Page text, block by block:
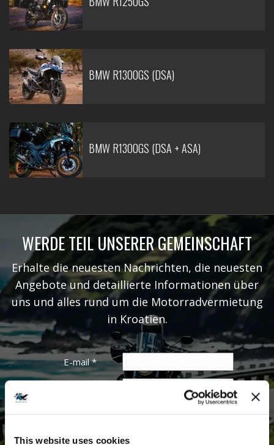
This website uses cookies
BMW R1300GS (DSA)
BMW R1300GS (DSA + ASA)
WERDE TEIL UNSERER GEMEINSCHAFT
Erhalte die neuesten Nachrichten, die neuesten
Angebote und detaillierte Informationen über
uns und alles rund um die Motorradvermietung
in Kroatien.
E-mail*